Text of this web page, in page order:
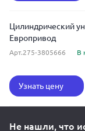
Цилиндрический
Европривод
Арт.275-3805666 В
Узнать цену
Не нашли, что